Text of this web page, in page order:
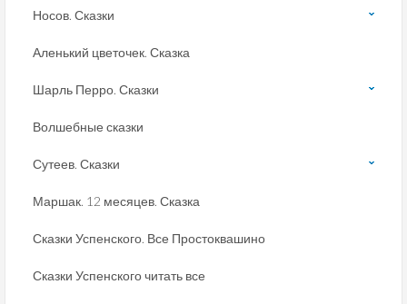
Носов. Сказки
Аленький цветочек. Сказка
Шарль Перро. Сказки
Волшебные сказки
Сутеев. Сказки
Маршак. 12 месяцев. Сказка
Сказки Успенского. Все Простоквашино
Сказки Успенского читать все